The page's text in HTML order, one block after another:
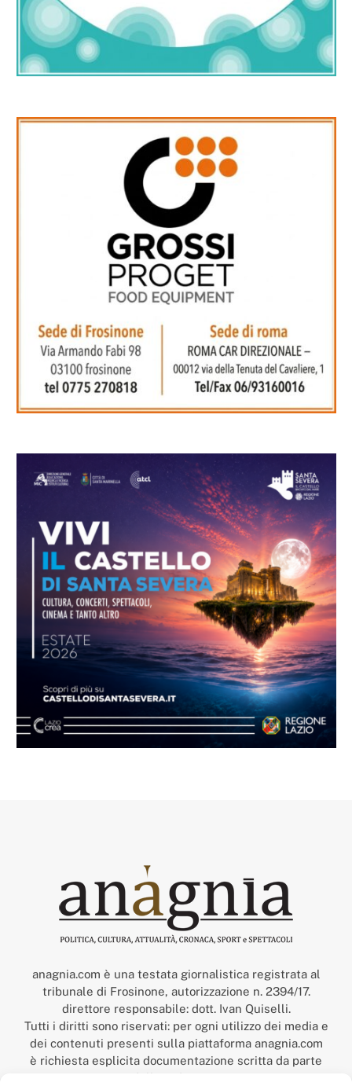
anagnia.com è una testata giornalistica registrata al
tribunale di Frosinone, autorizzazione n. 2394/17.
direttore responsabile: dott. Ivan Quiselli.
Tutti i diritti sono riservati: per ogni utilizzo dei media e
dei contenuti presenti sulla piattaforma anagnia.com
è richiesta esplicita documentazione scritta da parte
della redazione.